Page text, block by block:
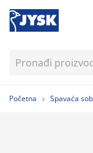
Početna Spavaća